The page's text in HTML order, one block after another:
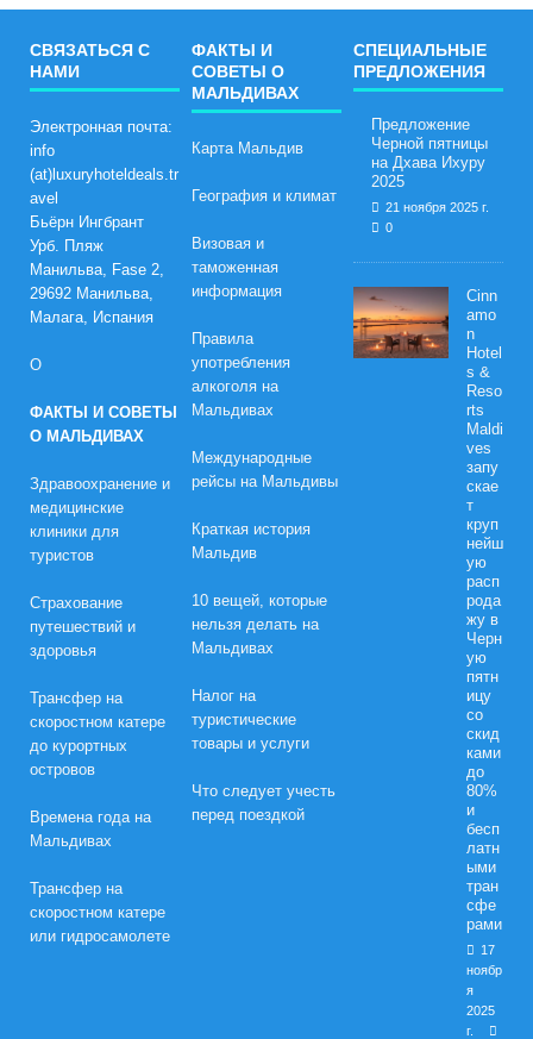
СВЯЗАТЬСЯ С
НАМИ
Электронная почта:
info
(at)luxuryhoteldeals.tr
avel
Бьёрн Ингбрант
Урб. Пляж
Манильва, Fase 2,
29692 Манильва,
Малага, Испания
О
ФАКТЫ И СОВЕТЫ
О МАЛЬДИВАХ
Здравоохранение и
медицинские
клиники для
туристов
Страхование
путешествий и
здоровья
Трансфер на
скоростном катере
до курортных
островов
Времена года на
Мальдивах
Трансфер на
скоростном катере
или гидросамолете
ФАКТЫ И
СОВЕТЫ О
МАЛЬДИВАХ
Карта Мальдив
География и климат
Визовая и
таможенная
информация
Правила
употребления
алкоголя на
Мальдивах
Международные
рейсы на Мальдивы
Краткая история
Мальдив
10 вещей, которые
нельзя делать на
Мальдивах
Налог на
туристические
товары и услуги
Что следует учесть
перед поездкой
СПЕЦИАЛЬНЫЕ
ПРЕДЛОЖЕНИЯ
Предложение
Черной пятницы
на Дхава Ихуру
2025
21 ноября 2025 г.
0
Cinn
amo
n
Hotel
s &
Reso
rts
Maldi
ves
запу
скае
т
круп
нейш
ую
расп
рода
жу в
Черн
ую
пятн
ицу
со
скид
ками
до
80%
и
бесп
латн
ыми
тран
сфе
рами
17
ноябр
я
2025
г.